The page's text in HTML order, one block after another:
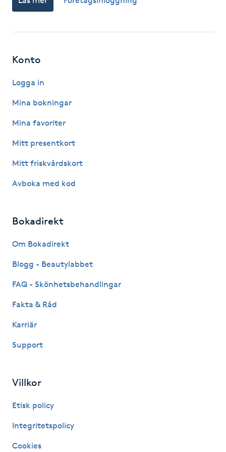
M
Manikyr & Pedikyr
Medial vägledning
Medicinsk massage
Meditation
Melasma
MicroPen
Microshading
Mixfransar
Nagelförlängning akryl
Konto
Logga in
Mina bokningar
Mina favoriter
Mitt presentkort
Mitt friskvårdskort
Avboka med kod
Bokadirekt
Om Bokadirekt
Blogg - Beautylabbet
FAQ - Skönhetsbehandlingar
Fakta & Råd
Karriär
Support
Villkor
Etisk policy
Integritetspolicy
Cookies